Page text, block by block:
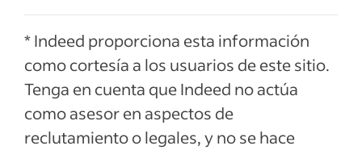
* Indeed proporciona esta información
como cortesía a los usuarios de este sitio.
Tenga en cuenta que Indeed no actúa
como asesor en aspectos de
reclutamiento o legales, y no se hace